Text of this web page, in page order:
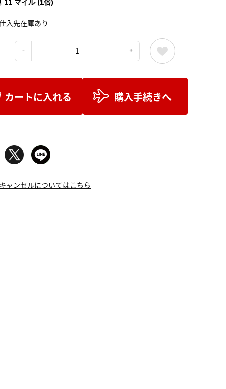
11 マイル (1倍)
入先在庫あり
カートに入れる 購入手続きへ
ャンセルについてはこちら